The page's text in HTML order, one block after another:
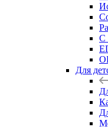
С
Для